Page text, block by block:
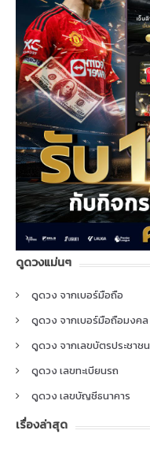
ดูดวงแม่นๆ
ดูดวง จากเบอร์มือถือ
ดูดวง จากเบอร์มือถือมงคล
ดูดวง จากเลขบัตรประชาชน
ดูดวง เลขทะเบียนรถ
ดูดวง เลขบัญชีธนาคาร
เรื่องล่าสุด